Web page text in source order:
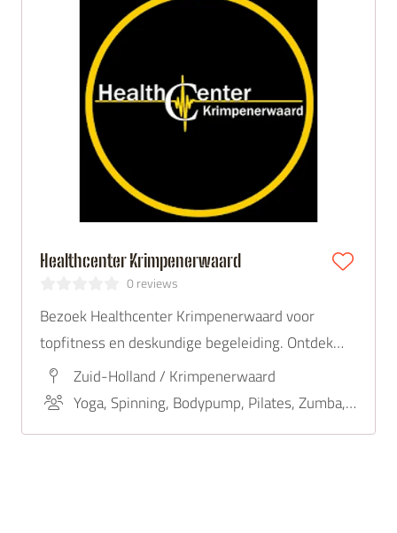
Healthcenter Krimpenerwaard
0 reviews
Bezoek Healthcenter Krimpenerwaard voor
topfitness en deskundige begeleiding. Ontdek
onze startpagina voor lidmaatschappen en begin
je gezonde levensstijl vandaag nog!
Zuid-Holland / Krimpenerwaard
Yoga, Spinning, Bodypump, Pilates, Zumba, Bootcamp